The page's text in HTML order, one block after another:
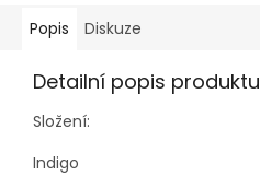
Popis Diskuze
Detailní popis produktu
Složení:
Indigo